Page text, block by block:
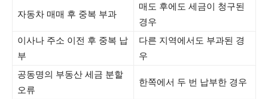
자동차 매매 후 중복 부과
매도 후에도 세금이 청구된
경우
이사나 주소 이전 후 중복 납
부
다른 지역에서도 부과된 경
우
공동명의 부동산 세금 분할
오류
한쪽에서 두 번 납부한 경우